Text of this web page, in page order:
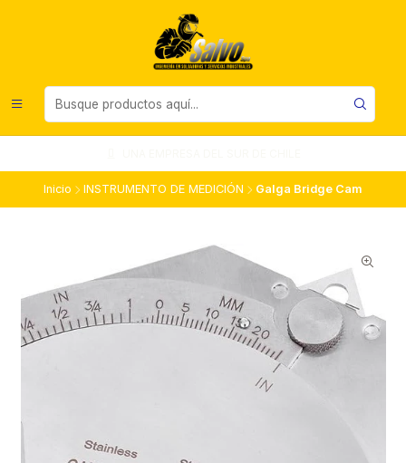
Inicio INSTRUMENTO DE MEDICIÓN Galga Bridge Cam